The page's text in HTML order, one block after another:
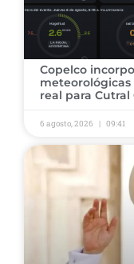
Copelco
real para Cutral
6 agosto, 2026 09:41